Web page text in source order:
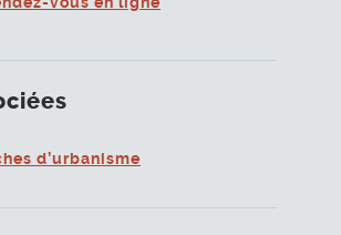
d’urbanisme